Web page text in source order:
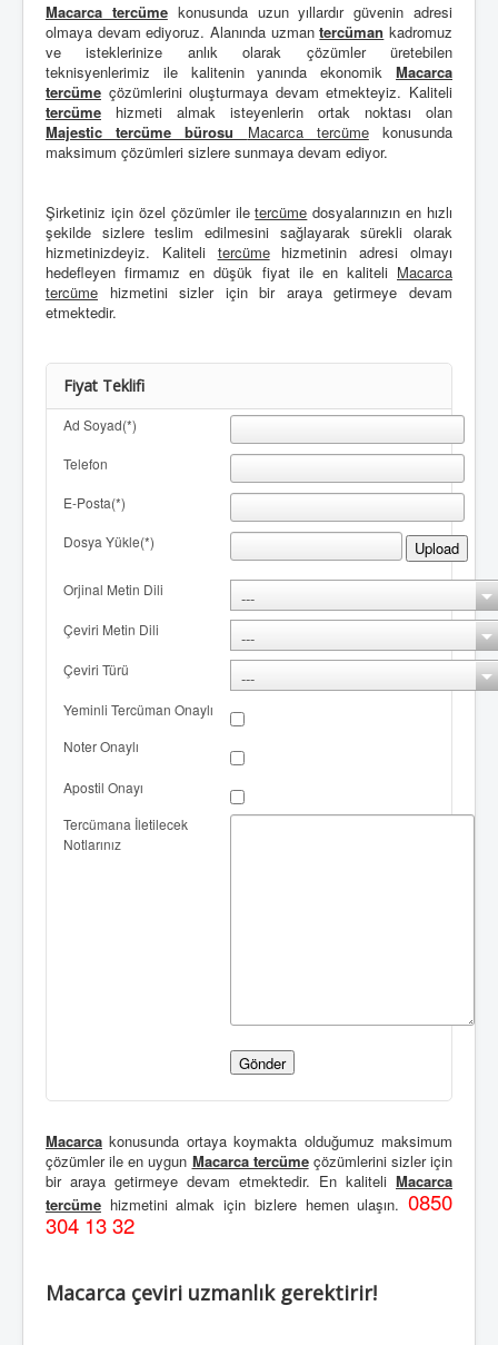
Macarca tercümekonusunda uzun yıllardır güvenin adresi
olmaya devam ediyoruz. Alanında uzmantercüman kadromuz
ve isteklerinize anlık olarak çözümler üretebilen
teknisyenlerimiz ile kalitenin yanında ekonomik Macarca
tercüme çözümlerini oluşturmaya devam etmekteyiz. Kaliteli
tercüme hizmeti almak isteyenlerin ortak noktası olan
Majestic tercüme bürosu Macarca tercümekonusunda
maksimum çözümleri sizlere sunmaya devam ediyor.
Şirketiniz için özel çözümler iletercüme dosyalarınızın en hızlı
şekilde sizlere teslim edilmesini sağlayarak sürekli olarak
hizmetinizdeyiz. Kaliteli tercümehizmetinin adresi olmayı
hedefleyen firmamız en düşük fiyat ile en kaliteli Macarca
tercüme hizmetini sizler için bir araya getirmeye devam
etmektedir.
Fiyat Teklifi
Ad Soyad(*)
Telefon
E-Posta(*)
Dosya Yükle(*) Upload
Orjinal Metin Dili
Çeviri Metin Dili
Çeviri Türü
Yeminli Tercüman Onaylı
Noter Onaylı
Apostil Onayı
Tercümana İletilecek
Notlarınız
Macarca konusunda ortaya koymakta olduğumuz maksimum
çözümler ile en uygun Macarca tercümeçözümlerini sizler için
bir araya getirmeye devam etmektedir. En kaliteli Macarca
tercüme hizmetini almak için bizlere hemen ulaşın. 0850
304 13 32
Macarca çeviri uzmanlık gerektirir!